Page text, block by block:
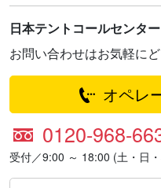
日本テントコールセンター
お問い合わせはお気軽に
オペレ
0120-968-
受付／9:00 ～ 18:00 (土・日